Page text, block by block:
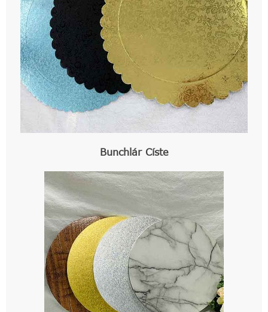
Bunchlár Císte